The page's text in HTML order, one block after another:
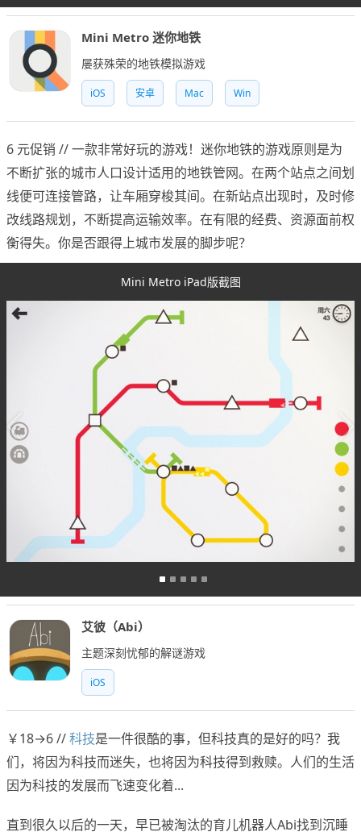
Mini Metro 迷你地铁
屡获殊荣的地铁模拟游戏
iOS 安卓 Mac Win
6 元促销 // 一款非常好玩的游戏！迷你地铁的游戏原则是为
不断扩张的城市人口设计适用的地铁管网。在两个站点之间划
线便可连接管路，让车厢穿梭其间。在新站点出现时，及时修
改线路规划，不断提高运输效率。在有限的经费、资源面前权
衡得失。你是否跟得上城市发展的脚步呢？
Mini Metro iPad版截图
艾彼（Abi）
主题深刻忧郁的解谜游戏
iOS
￥18→6 //科技是一件很酷的事，但科技真的是好的吗？我
们，将因为科技而迷失，也将因为科技得到救赎。人们的生活
因为科技的发展而飞速变化着...
直到很久以后的一天，早已被淘汰的育儿机器人Abi找到沉睡